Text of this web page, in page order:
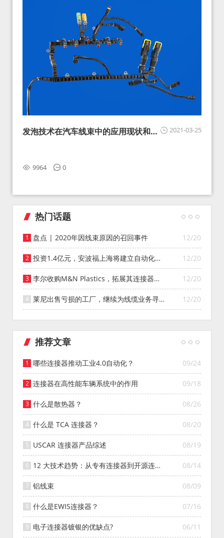
2021-03-25
发泡技术在汽车线束中的应用现状和展
9964 0
热门话题
12/20
盘点 | 2020年因线束原因的召回事件
12/20
投资1.4亿元，安波福上海将建立自动化智
能仓库
12/20
李尔收购M&N Plastics，拓展其连接器系
统业务
12/20
莱尼出售亏损的工厂，继续为线缆业务寻找
投资者
推荐文章
09/24
哪些连接器推动工业4.0自动化？
09/18
连接器在高性能车辆系统中的作用
08/26
什么是散热器？
08/20
什么是 TCA 连接器？
08/19
USCAR 连接器产品综述
08/14
12 大技术趋势：从专有连接器到开源连接
器的演变
08/09
铝线束
07/16
什么是EWIS连接器？
06/11
电子连接器镀银的优缺点?